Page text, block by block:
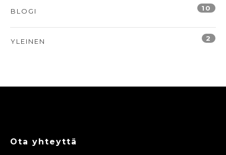
BLOGI 10
YLEINEN 2
Ota yhteyttä